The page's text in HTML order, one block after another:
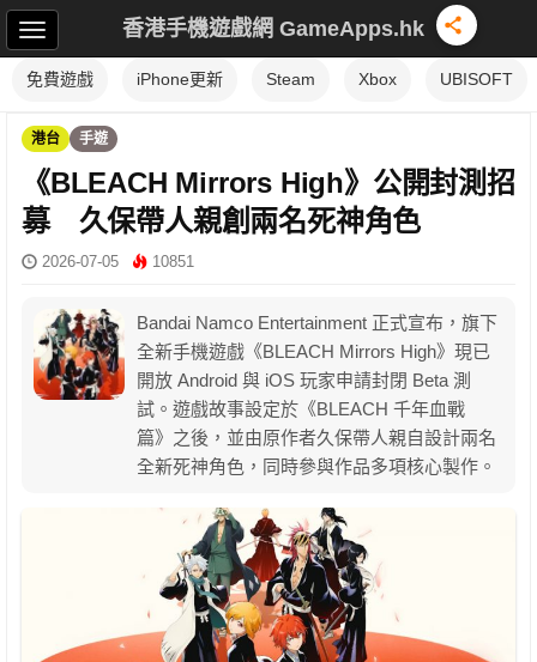
香港手機遊戲網 GameApps.hk
免費遊戲 iPhone更新 Steam Xbox UBISOFT
港台 手遊
《BLEACH Mirrors High》公開封測招
募 久保帶人親創兩名死神角色
2026-07-05 10851
Bandai Namco Entertainment 正式宣布，旗下
全新手機遊戲《BLEACH Mirrors High》現已
開放 Android 與 iOS 玩家申請封閉 Beta 測
試。遊戲故事設定於《BLEACH 千年血戰
篇》之後，並由原作者久保帶人親自設計兩名
全新死神角色，同時參與作品多項核心製作。